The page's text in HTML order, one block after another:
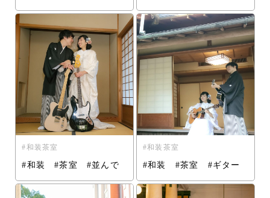
和装茶室
#和装 #茶室 #並んで
和装茶室
#和装 #茶室 #ギター